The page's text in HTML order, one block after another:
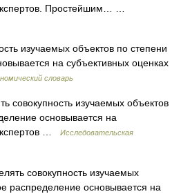
Простейшим… …
изучаемых объектов по степени
на субъективных оценках
словарь
изучаемых объектов
основывается на
…
Исследовательская
совокупность изучаемых
распределение основывается на